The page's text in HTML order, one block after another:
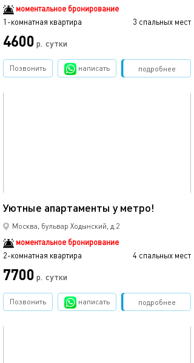
моментальное бронирование
1-комнатная квартира
3 спальных мест
4600 р. сутки
подробнее
Позвонить написать Забронировать
Уютные апартаменты у метро!
Москва, бульвар Ходынский, д.2
моментальное бронирование
2-комнатная квартира
4 спальных мест
7700 р. сутки
подробнее
Позвонить написать Забронировать